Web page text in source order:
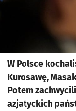
W Polsce
Kurosawę,
Potem
azjatyckich